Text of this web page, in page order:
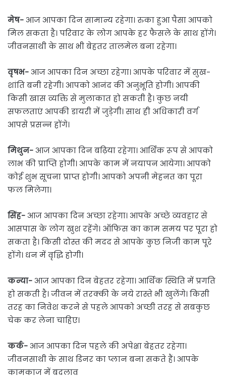
मेष-आज आपका दिन सामान्य रहेगा। रुका हुआ पैसा आपको
मिल सकता है। परिवार के लोग आपके हर फैसले के साथ होंगे।
जीवनसाथी के साथ भी बेहतर तालमेल बना रहेगा।
वृषभ-आज आपका दिन अच्छा रहेगा। आपके परिवार में सुख-
शांति बनी रहेगी। आपको आनंद की अनुभूति होगी। आपकी
किसी खास व्यक्ति से मुलाकात हो सकती है। कुछ नयी
सफलताएं आपकी डायरी में जुड़ेगी। साथ ही अधिकारी वर्ग
आपसे प्रसन्न होंगे।
मिथुन-आज आपका दिन बढ़िया रहेगा। आर्थिक रूप से आपको
लाभ की प्राप्ति होगी। आपके काम में नयापन आयेगा। आपको
कोई शुभ सूचना प्राप्त होगी। आपको अपनी मेहनत का पूरा
फल मिलेगा।
सिंह-आज आपका दिन अच्छा रहेगा। आपके अच्छे व्यवहार से
आसपास के लोग खुश रहेंगे। ऑफिस का काम समय पर पूरा हो
सकता है। किसी दोस्त की मदद से आपके कुछ निजी काम पूरे
होंगे। धन में वृद्धि होगी।
कन्या-आज आपका दिन बेहतर रहेगा। आर्थिक स्थिति में प्रगति
हो सकती है। जीवन में तरक्की के नये रास्ते भी खुलेंगे। किसी
तरह का निवेश करने से पहले आपको अच्छी तरह से सबकुछ
चेक कर लेना चाहिए।
कर्क-आज आपका दिन पहले की अपेक्षा बेहतर रहेगा।
जीवनसाथी के साथ डिनर का प्लान बना सकते हैं। आपके
कामकाज में बदलाव